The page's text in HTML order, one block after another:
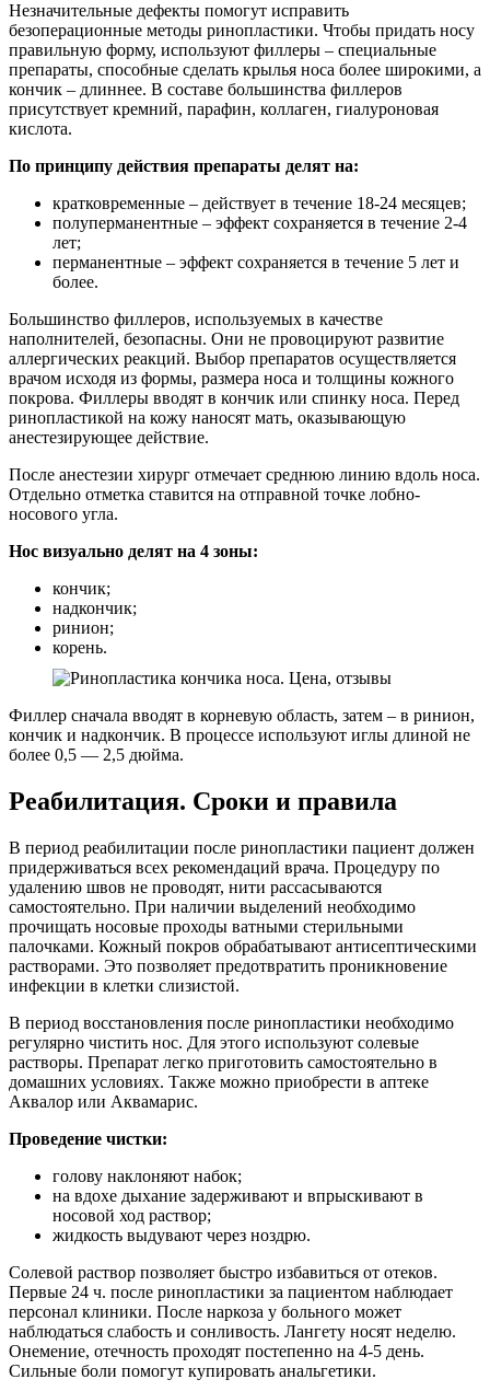
Незначительные дефекты помогут исправить
безоперационные методы ринопластики. Чтобы придать носу
правильную форму, используют филлеры – специальные
препараты, способные сделать крылья носа более широкими, а
кончик – длиннее. В составе большинства филлеров
присутствует кремний, парафин, коллаген, гиалуроновая
кислота.
По принципу действия препараты делят на:
кратковременные – действует в течение 18-24 месяцев;
полуперманентные – эффект сохраняется в течение 2-4
лет;
перманентные – эффект сохраняется в течение 5 лет и
более.
Большинство филлеров, используемых в качестве
наполнителей, безопасны. Они не провоцируют развитие
аллергических реакций. Выбор препаратов осуществляется
врачом исходя из формы, размера носа и толщины кожного
покрова. Филлеры вводят в кончик или спинку носа. Перед
ринопластикой на кожу наносят мать, оказывающую
анестезирующее действие.
После анестезии хирург отмечает среднюю линию вдоль носа.
Отдельно отметка ставится на отправной точке лобно-
носового угла.
Нос визуально делят на 4 зоны:
кончик;
надкончик;
ринион;
корень.
Филлер сначала вводят в корневую область, затем – в ринион,
кончик и надкончик. В процессе используют иглы длиной не
более 0,5 — 2,5 дюйма.
Реабилитация. Сроки и правила
В период реабилитации после ринопластики пациент должен
придерживаться всех рекомендаций врача. Процедуру по
удалению швов не проводят, нити рассасываются
самостоятельно. При наличии выделений необходимо
прочищать носовые проходы ватными стерильными
палочками. Кожный покров обрабатывают антисептическими
растворами. Это позволяет предотвратить проникновение
инфекции в клетки слизистой.
В период восстановления после ринопластики необходимо
регулярно чистить нос. Для этого используют солевые
растворы. Препарат легко приготовить самостоятельно в
домашних условиях. Также можно приобрести в аптеке
Аквалор или Аквамарис.
Проведение чистки:
голову наклоняют набок;
на вдохе дыхание задерживают и впрыскивают в
носовой ход раствор;
жидкость выдувают через ноздрю.
Солевой раствор позволяет быстро избавиться от отеков.
Первые 24 ч. после ринопластики за пациентом наблюдает
персонал клиники. После наркоза у больного может
наблюдаться слабость и сонливость. Лангету носят неделю.
Онемение, отечность проходят постепенно на 4-5 день.
Сильные боли помогут купировать анальгетики.